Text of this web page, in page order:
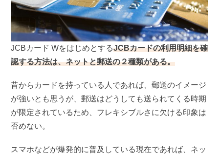
JCBカード WをはじめとするJCBカードの利用明細を確
認する方法は、ネットと郵送の２種類がある。
昔からカードを持っている人であれば、郵送のイメージ
が強いとも思うが、郵送はどうしても送られてくる時期
が限定されているため、フレキシブルさに欠ける印象は
否めない。
スマホなどが爆発的に普及している現在であれば、ネッ